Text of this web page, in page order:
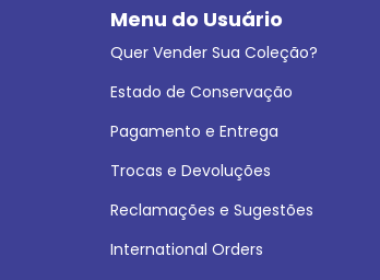
Menu do Usuário
Quer Vender Sua Coleção?
Estado de Conservação
Pagamento e Entrega
Trocas e Devoluções
Reclamações e Sugestões
International Orders